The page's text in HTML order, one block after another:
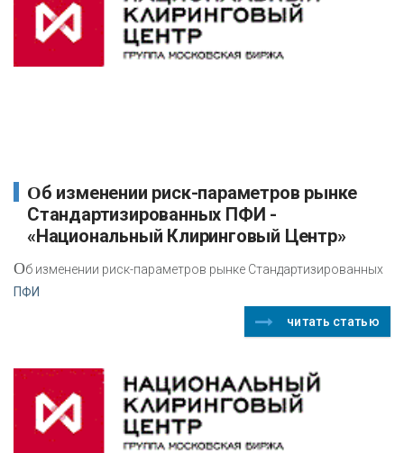
Об изменении риск-параметров рынке
Стандартизированных ПФИ -
«Национальный Клиринговый Центр»
Об изменении риск-параметров рынке Стандартизированных
ПФИ
читать статью